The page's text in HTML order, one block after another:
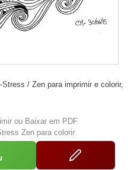
/ Zen para imprimir e colorir,
ou Baixar em PDF
Zen para colorir